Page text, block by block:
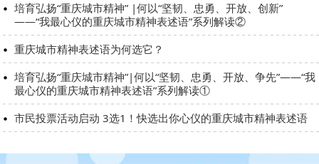
培育弘扬“重庆城市精神” |何以“坚韧、忠勇、开放、创新”
——“我最心仪的重庆城市精神表述语”系列解读②
重庆城市精神表述语为何选它？
培育弘扬“重庆城市精神”|何以“坚韧、忠勇、开放、争先”——“我
最心仪的重庆城市精神表述语”系列解读①
市民投票活动启动 3选1！快选出你心仪的重庆城市精神表述语